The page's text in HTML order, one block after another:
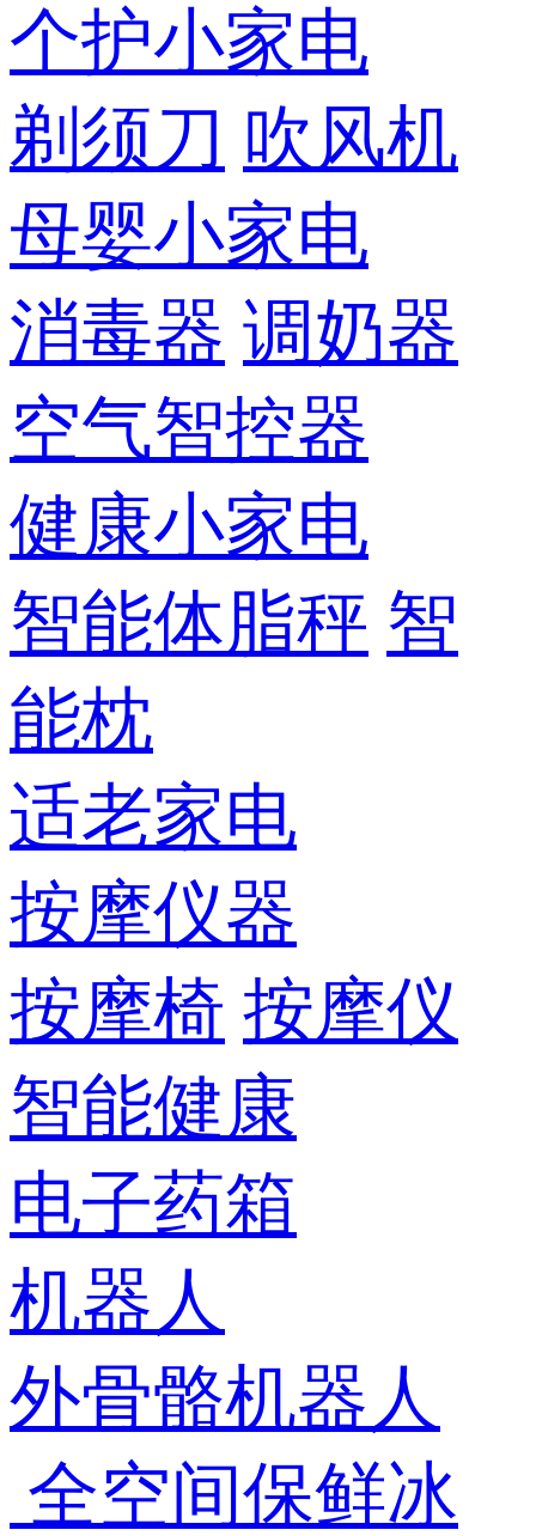
个护小家电
剃须刀 吹风机
母婴小家电
消毒器 调奶器
空气智控器
健康小家电
智能体脂秤 智
能枕
适老家电
按摩仪器
按摩椅 按摩仪
智能健康
电子药箱
机器人
外骨骼机器人
全空间保鲜冰